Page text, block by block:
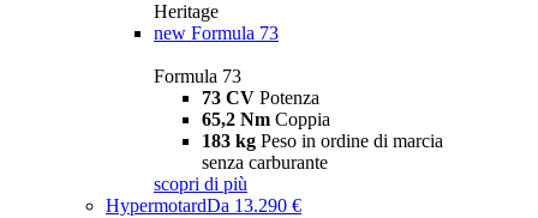
Heritage
new Formula 73
Formula 73
73 CV Potenza
65,2 Nm Coppia
183 kg Peso in ordine di marcia
senza carburante
scopri di più
HypermotardDa 13.290 €